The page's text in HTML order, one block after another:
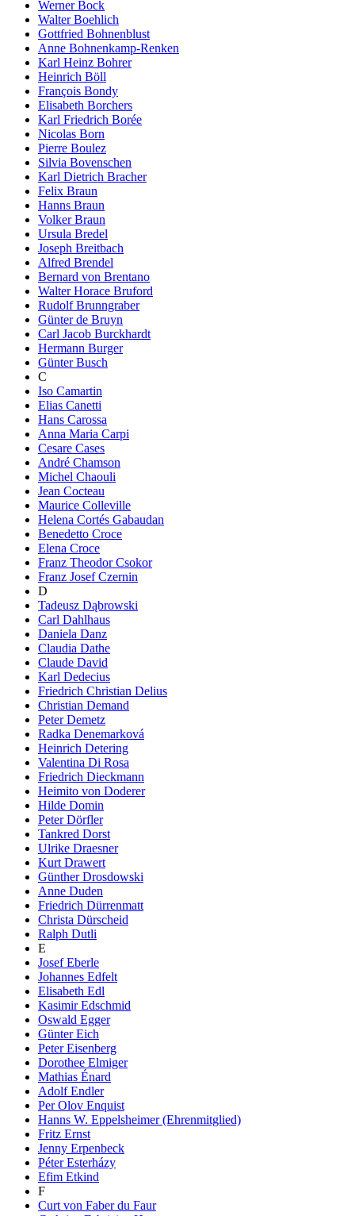
Werner Bock
Walter Boehlich
Gottfried Bohnenblust
Anne Bohnenkamp-Renken
Karl Heinz Bohrer
Heinrich Böll
François Bondy
Elisabeth Borchers
Karl Friedrich Borée
Nicolas Born
Pierre Boulez
Silvia Bovenschen
Karl Dietrich Bracher
Felix Braun
Hanns Braun
Volker Braun
Ursula Bredel
Joseph Breitbach
Alfred Brendel
Bernard von Brentano
Walter Horace Bruford
Rudolf Brunngraber
Günter de Bruyn
Carl Jacob Burckhardt
Hermann Burger
Günter Busch
C
Iso Camartin
Elias Canetti
Hans Carossa
Anna Maria Carpi
Cesare Cases
André Chamson
Michel Chaouli
Jean Cocteau
Maurice Colleville
Helena Cortés Gabaudan
Benedetto Croce
Elena Croce
Franz Theodor Csokor
Franz Josef Czernin
D
Tadeusz Dąbrowski
Carl Dahlhaus
Daniela Danz
Claudia Dathe
Claude David
Karl Dedecius
Friedrich Christian Delius
Christian Demand
Peter Demetz
Radka Denemarková
Heinrich Detering
Valentina Di Rosa
Friedrich Dieckmann
Heimito von Doderer
Hilde Domin
Peter Dörfler
Tankred Dorst
Ulrike Draesner
Kurt Drawert
Günther Drosdowski
Anne Duden
Friedrich Dürrenmatt
Christa Dürscheid
Ralph Dutli
E
Josef Eberle
Johannes Edfelt
Elisabeth Edl
Kasimir Edschmid
Oswald Egger
Günter Eich
Peter Eisenberg
Dorothee Elmiger
Mathias Énard
Adolf Endler
Per Olov Enquist
Hanns W. Eppelsheimer (Ehrenmitglied)
Fritz Ernst
Jenny Erpenbeck
Péter Esterházy
Efim Etkind
F
Curt von Faber du Faur